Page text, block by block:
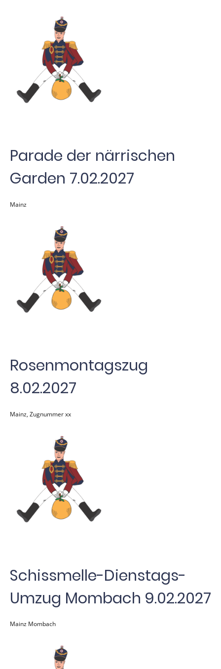
Parade der närrischen
Garden 7.02.2027
Mainz
Rosenmontagszug
8.02.2027
Mainz, Zugnummer xx
Schissmelle-Dienstags-
Umzug Mombach 9.02.2027
Mainz Mombach